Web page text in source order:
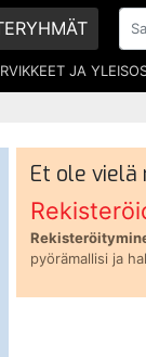
JA
Et ole
pyörämallisi ja